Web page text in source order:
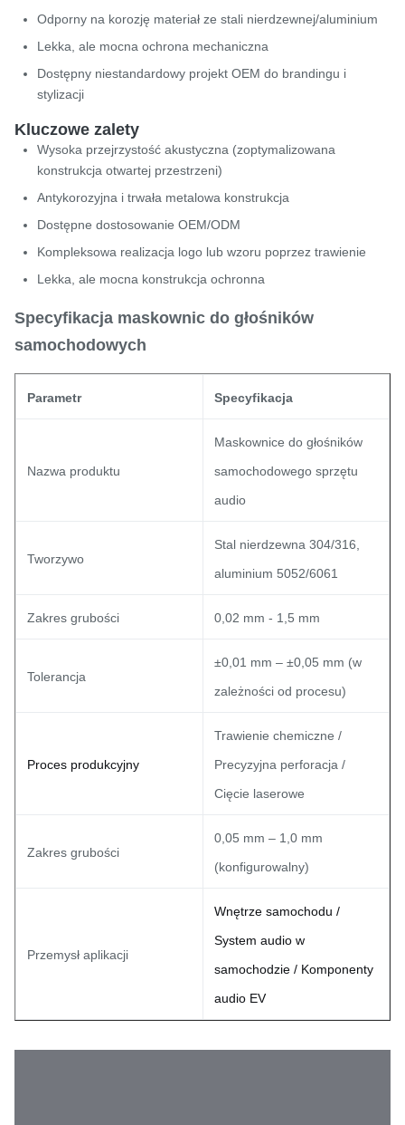
Odporny na korozję materiał ze stali nierdzewnej/aluminium
Lekka, ale mocna ochrona mechaniczna
Dostępny niestandardowy projekt OEM do brandingu i
stylizacji
Kluczowe zalety
Wysoka przejrzystość akustyczna (zoptymalizowana
konstrukcja otwartej przestrzeni)
Antykorozyjna i trwała metalowa konstrukcja
Dostępne dostosowanie OEM/ODM
Kompleksowa realizacja logo lub wzoru poprzez trawienie
Lekka, ale mocna konstrukcja ochronna
Specyfikacja maskownic do głośników
samochodowych
Parametr Specyfikacja
Nazwa produktu
Maskownice do głośników
samochodowego sprzętu
audio
Tworzywo
Stal nierdzewna 304/316,
aluminium 5052/6061
Zakres grubości 0,02 mm - 1,5 mm
Tolerancja
±0,01 mm – ±0,05 mm (w
zależności od procesu)
Proces produkcyjny
Trawienie chemiczne /
Precyzyjna perforacja /
Cięcie laserowe
Zakres grubości
0,05 mm – 1,0 mm
(konfigurowalny)
Przemysł aplikacji
Wnętrze samochodu /
System audio w
samochodzie / Komponenty
audio EV